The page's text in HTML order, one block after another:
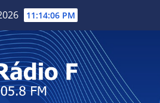
11:14:07 PM